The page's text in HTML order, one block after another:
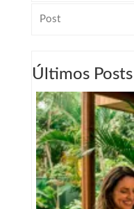
Post
Últimos Posts